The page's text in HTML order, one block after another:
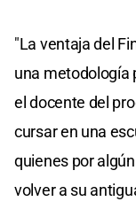
"La ventaja del
una metodología
el docente del
cursar en una
quienes por
volver a su